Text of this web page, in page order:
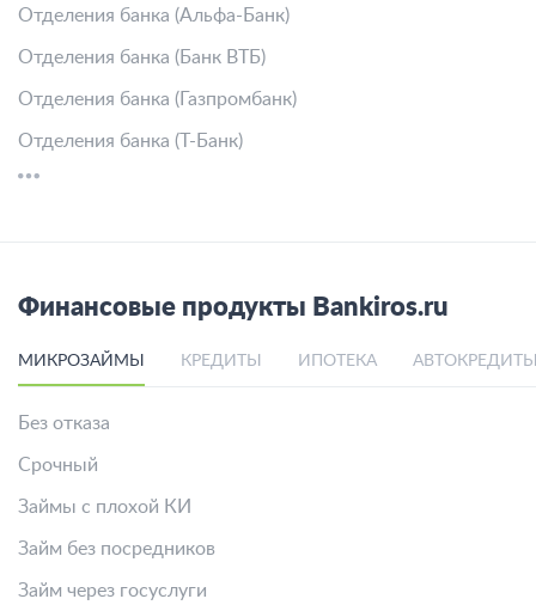
Отделения банка (Альфа-Банк)
Отделения банка (Банк ВТБ)
Отделения банка (Газпромбанк)
Отделения банка (Т-Банк)
Финансовые продукты Bankiros.ru
МИКРОЗАЙМЫ КРЕДИТЫ ИПОТЕКА
Без отказа
Срочный
Займы с плохой КИ
Займ без посредников
Займ через госуслуги